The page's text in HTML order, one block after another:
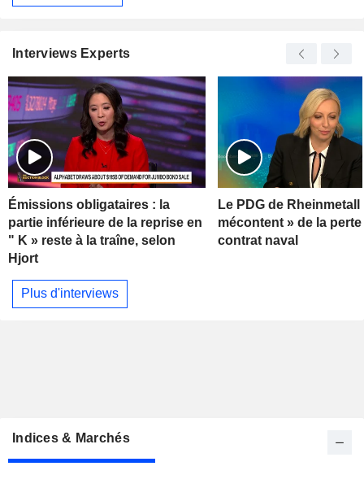
Interviews Experts
Émissions obligataires : la
partie inférieure de la reprise en
" K » reste à la traîne, selon
Hjort
Le PDG de
mécontent » de la
contrat naval
Plus d'interviews
Indices & Marchés